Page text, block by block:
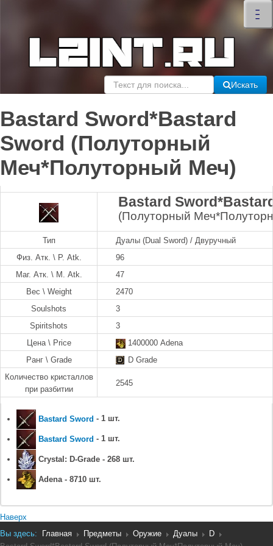
–
–
–
×
Искать
Bastard Sword*Bastard
Sword (Полуторный
Меч*Полуторный Меч)
Bastard
(Полуторный
Тип
Дуалы (Dual Sword) / Двуручный
Физ. Атк. \ P. Atk.
96
Маг. Атк. \ M. Atk.
47
Вес \ Weight
2470
Soulshots
3
Spiritshots
3
Цена \ Price
1400000 Adena
Ранг \ Grade
D Grade
Количество кристаллов
при разбитии
2545
Bastard Sword - 1 шт.
Bastard Sword - 1 шт.
Crystal: D-Grade - 268 шт.
Adena - 8710 шт.
Наверх
Вы здесь:
Главная Предметы Оружие Дуалы
D